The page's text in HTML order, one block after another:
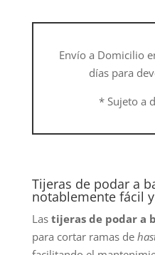
sin
cargador
Envío a Domicilio
días para
* Sujeto a
Tijeras de podar a
notablemente fácil
Las tijeras de podar a
para cortar ramas de